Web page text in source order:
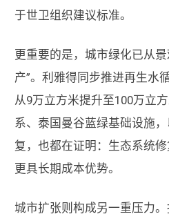
于世卫组织建议标准。
更重要的是，城市绿化已从
产”。利雅得同步推进再生水
从9万立方米提升至100万立
系、泰国曼谷蓝绿基础设施
复，也都在证明：生态系统
更具长期成本优势。
城市扩张则构成另一重压力。